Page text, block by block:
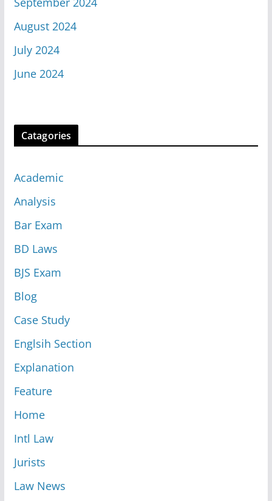
August 2024
July 2024
June 2024
Catagories
Academic
Analysis
Bar Exam
BD Laws
BJS Exam
Blog
Case Study
Englsih Section
Explanation
Feature
Home
Intl Law
Jurists
Law News